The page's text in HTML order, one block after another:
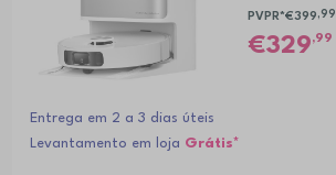
PVPR*€399 ,99
329,99
Entrega em 2 a 3 dias úteis
Levantamento em loja Grátis*